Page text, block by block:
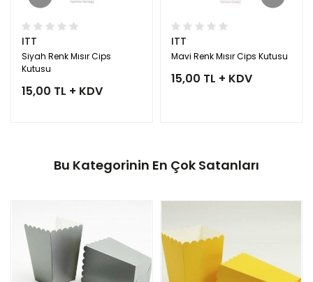
ITT
Siyah Renk Mısır Cips
Kutusu
15,00 TL + KDV
ITT
Mavi Renk Mısır Cips Kutusu
15,00 TL + KDV
Bu Kategorinin En Çok Satanları